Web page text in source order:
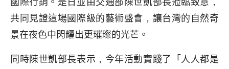
共同見證這場國際級的藝術盛會，讓台灣的自然奇
景在夜色中閃耀出更璀璨的光芒。
同時陳世凱部長表示，今年活動實踐了「人人都是